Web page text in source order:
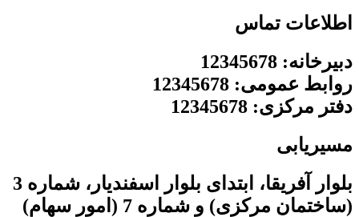
اطلاعات تماس
دبیرخانه: 12345678
روابط عمومی: 12345678
دفتر مرکزی: 12345678
مسیریابی
بلوار آفریقا، ابتدای بلوار اسفندیار، شماره 3
(ساختمان مرکزی) و شماره 7 (امور سهام)